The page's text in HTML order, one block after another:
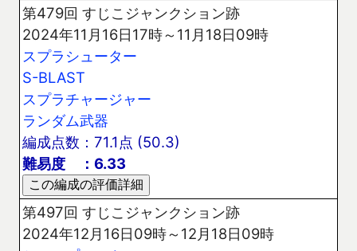
第479回 すじこジャンクション跡
2024年11月16日17時～11月18日09時
スプラシューター
S-BLAST
スプラチャージャー
ランダム武器
編成点数：71.1点 (50.3)
難易度 ：6.33
第497回 すじこジャンクション跡
2024年12月16日09時～12月18日09時